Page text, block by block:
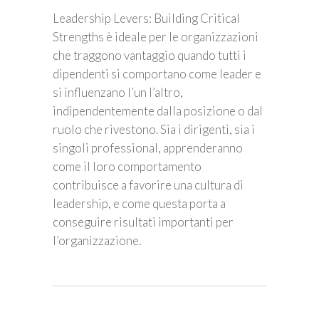
Leadership Levers: Building Critical
Strengths è ideale per le organizzazioni
che traggono vantaggio quando tutti i
dipendenti si comportano come leader e
si influenzano l’un l’altro,
indipendentemente dalla posizione o dal
ruolo che rivestono. Sia i dirigenti, sia i
singoli professional, apprenderanno
come il loro comportamento
contribuisce a favorire una cultura di
leadership, e come questa porta a
conseguire risultati importanti per
l’organizzazione.